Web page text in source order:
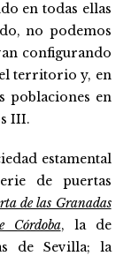
en todas ellas
no podemos
configurando
territorio y, en
poblaciones en
III.
estamental
de puertas
de las Granadas
Córdoba, la de
de Sevilla; la